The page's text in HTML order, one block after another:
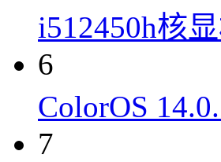
i512450h核
6
ColorOS
7